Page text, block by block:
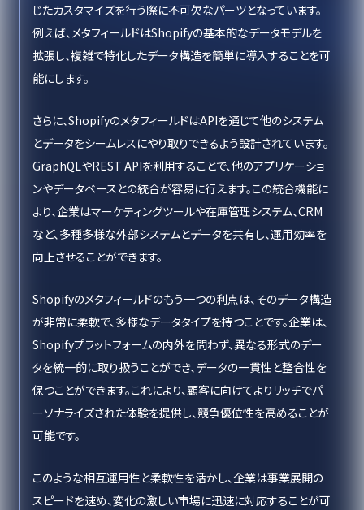
じたカスタマイズを行う際に不可欠なパーツとなっています。
例えば、メタフィールドはShopifyの基本的なデータモデルを
拡張し、複雑で特化したデータ構造を簡単に導入することを可
能にします。
さらに、ShopifyのメタフィールドはAPIを通じて他のシステム
とデータをシームレスにやり取りできるよう設計されています。
GraphQLやREST APIを利用することで、他のアプリケーショ
ンやデータベースとの統合が容易に行えます。この統合機能に
より、企業はマーケティングツールや在庫管理システム、CRM
など、多種多様な外部システムとデータを共有し、運用効率を
向上させることができます。
Shopifyのメタフィールドのもう一つの利点は、そのデータ構造
が非常に柔軟で、多様なデータタイプを持つことです。企業は、
Shopifyプラットフォームの内外を問わず、異なる形式のデー
タを統一的に取り扱うことができ、データの一貫性と整合性を
保つことができます。これにより、顧客に向けてよりリッチでパ
ーソナライズされた体験を提供し、競争優位性を高めることが
可能です。
このような相互運用性と柔軟性を活かし、企業は事業展開の
スピードを速め、変化の激しい市場に迅速に対応することが可